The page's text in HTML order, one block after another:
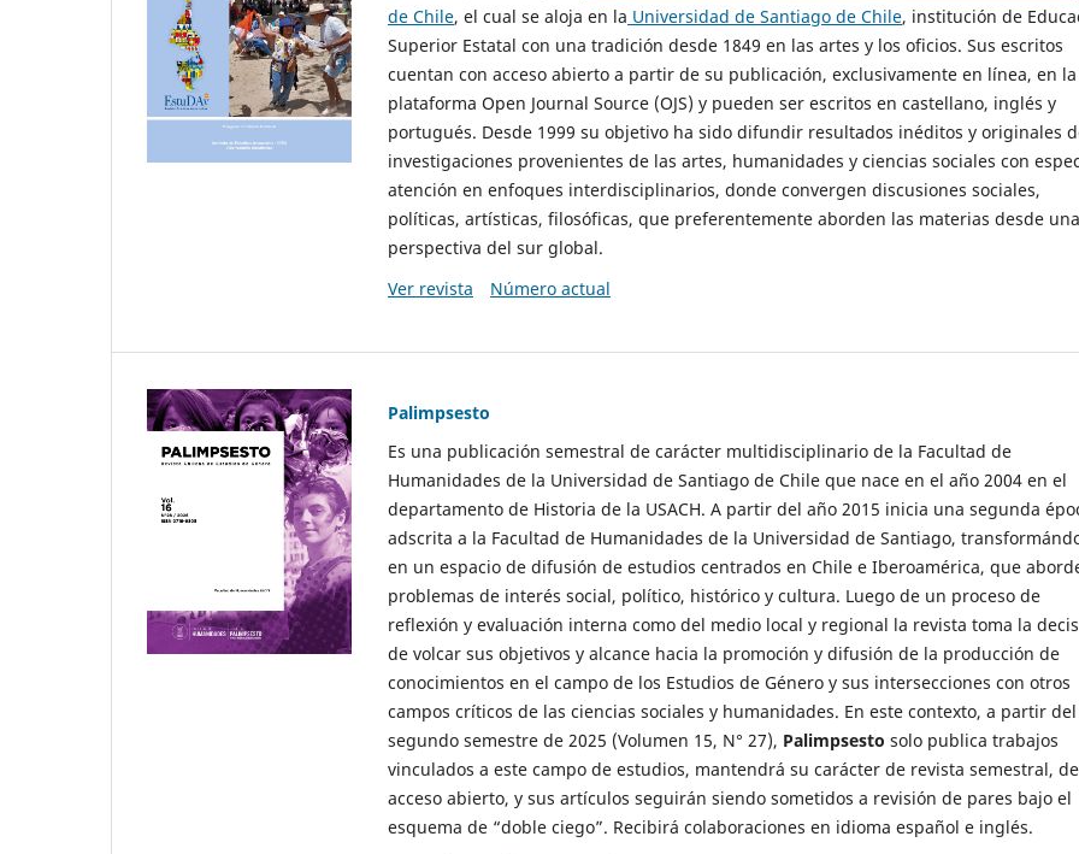
de Chile, el cual se aloja en la Universidad de Santiago de Chile, institución de
Superior Estatal con una tradición desde 1849 en las artes y los oficios. Sus escritos
cuentan con acceso abierto a partir de su publicación, exclusivamente en línea, en la
plataforma Open Journal Source (OJS) y pueden ser escritos en castellano, inglés y
portugués. Desde 1999 su objetivo ha sido difundir resultados inéditos y originales
investigaciones provenientes de las artes, humanidades y ciencias sociales con
atención en enfoques interdisciplinarios, donde convergen discusiones sociales,
políticas, artísticas, filosóficas, que preferentemente aborden las materias desde una
perspectiva del sur global.
Ver revista
Número actual
Palimpsesto
Es una publicación semestral de carácter multidisciplinario de la Facultad de
Humanidades de la Universidad de Santiago de Chile que nace en el año 2004 en el
departamento de Historia de la USACH. A partir del año 2015 inicia una segunda
adscrita a la Facultad de Humanidades de la Universidad de Santiago,
en un espacio de difusión de estudios centrados en Chile e Iberoamérica, que
problemas de interés social, político, histórico y cultura. Luego de un proceso de
reflexión y evaluación interna como del medio local y regional la revista toma la
de volcar sus objetivos y alcance hacia la promoción y difusión de la producción de
conocimientos en el campo de los Estudios de Género y sus intersecciones con otros
campos críticos de las ciencias sociales y humanidades. En este contexto, a partir del
segundo semestre de 2025 (Volumen 15, N° 27), Palimpsesto solo publica trabajos
vinculados a este campo de estudios, mantendrá su carácter de revista semestral, de
acceso abierto, y sus artículos seguirán siendo sometidos a revisión de pares bajo el
esquema de “doble ciego”. Recibirá colaboraciones en idioma español e inglés.